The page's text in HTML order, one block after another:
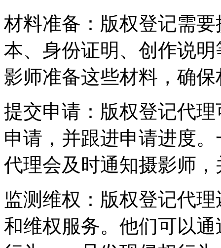
材料准备：版权登记需
本、身份证明、创作说
影师准备这些材料，确
提交申请：版权登记代
申请，并跟进申请进度
代理会及时通知摄影师
监测维权：版权登记代
和维权服务。他们可以